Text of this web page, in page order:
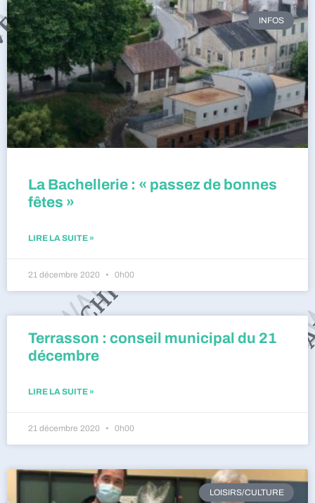
INFOS
La Bachellerie : « passez de bonnes
fêtes »
LIRE LA SUITE »
21 décembre 2020 0h00
Terrasson : conseil municipal du 21
décembre
LIRE LA SUITE »
21 décembre 2020 0h00
LOISIRS/CULTURE